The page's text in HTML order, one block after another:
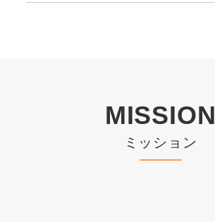
MISSION
ミッション